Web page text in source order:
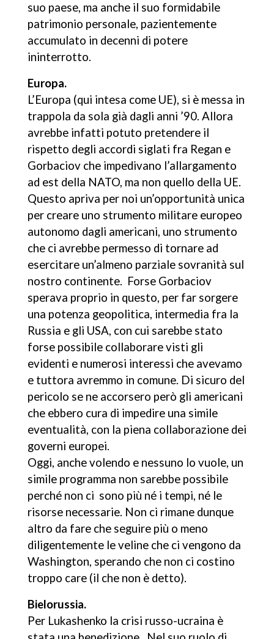
suo paese, ma anche il suo formidabile
patrimonio personale, pazientemente
accumulato in decenni di potere
ininterrotto.
Europa.
L’Europa (qui intesa come UE), si è messa in
trappola da sola già dagli anni ’90. Allora
avrebbe infatti potuto pretendere il
rispetto degli accordi siglati fra Regan e
Gorbaciov che impedivano l’allargamento
ad est della NATO, ma non quello della UE.
Questo apriva per noi un’opportunità unica
per creare uno strumento militare europeo
autonomo dagli americani, uno strumento
che ci avrebbe permesso di tornare ad
esercitare un’almeno parziale sovranità sul
nostro continente. Forse Gorbaciov
sperava proprio in questo, per far sorgere
una potenza geopolitica, intermedia fra la
Russia e gli USA, con cui sarebbe stato
forse possibile collaborare visti gli
evidenti e numerosi interessi che avevamo
e tuttora avremmo in comune. Di sicuro del
pericolo se ne accorsero però gli americani
che ebbero cura di impedire una simile
eventualità, con la piena collaborazione dei
governi europei.
Oggi, anche volendo e nessuno lo vuole, un
simile programma non sarebbe possibile
perché non ci sono più né i tempi, né le
risorse necessarie. Non ci rimane dunque
altro da fare che seguire più o meno
diligentemente le veline che ci vengono da
Washington, sperando che non ci costino
troppo care (il che non è detto).
Bielorussia.
Per Lukashenko la crisi russo-ucraina è